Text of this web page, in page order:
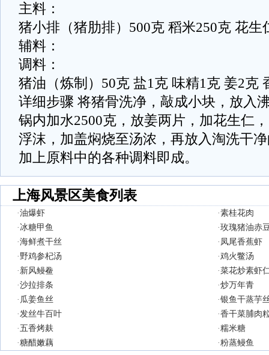
主料：
猪小排（猪肋排）500克 稻米250克 花生
辅料：
调料：
猪油（炼制）50克 盐1克 味精1克 姜2克
详细步骤 将猪骨洗净，敲成小块，放入
锅内加水2500克，放姜两片，加花生仁
浮沫，加盖焖烧至汤浓，再放入淘洗干
加上原料中的各种调料即成。
上海风景区美食列表
·油爆虾 ·素桂花肉
·冰糖甲鱼 ·玫瑰猪油赤
·海鲜煮干丝 · 凤尾香蕉虾
· 野鸡参杞汤 ·鸡火鳖汤
· 新风鳗鲞 ·菜花炒素虾
·沙拉排条 ·炒万年青
· 瓜姜鱼丝 ·银鱼干蒸芋
·发丝牛百叶 ·香干菜脯肉
·五香烤麸 ·糯米糖
·糖醋嫩藕 ·粉蒸鳗鱼